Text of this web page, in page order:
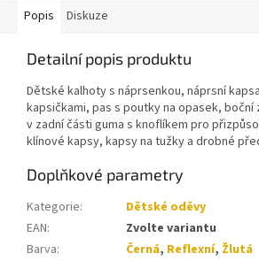
Popis Diskuze
Detailní popis produktu
Dětské kalhoty s náprsenkou, náprsní
kapsičkami, pas s poutky na opasek, boční
v zadní části guma s knoflíkem pro
klínové kapsy, kapsy na tužky a drobné
Doplňkové parametry
Kategorie:
Dětské oděvy
EAN:
Zvolte variantu
Barva: Černá, Reflexní, Žlutá